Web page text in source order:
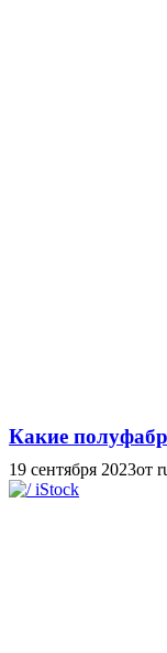
Какие
19 сентября 2023от